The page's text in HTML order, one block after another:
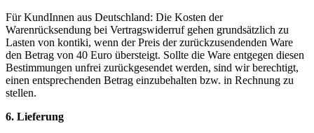
Für KundInnen aus Deutschland: Die Kosten der
Warenrücksendung bei Vertragswiderruf gehen grundsätzlich zu
Lasten von kontiki, wenn der Preis der zurückzusendenden Ware
den Betrag von 40 Euro übersteigt. Sollte die Ware entgegen diesen
Bestimmungen unfrei zurückgesendet werden, sind wir berechtigt,
einen entsprechenden Betrag einzubehalten bzw. in Rechnung zu
stellen.
6. Lieferung